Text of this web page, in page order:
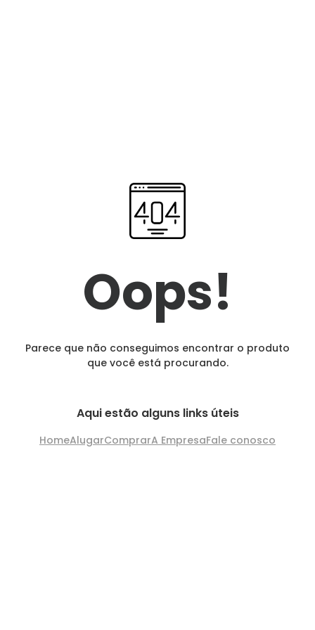
Oops!
Parece que não conseguimos encontrar o produto
que você está procurando.
Aqui estão alguns links úteis
HomeAlugarComprarA EmpresaFale conosco